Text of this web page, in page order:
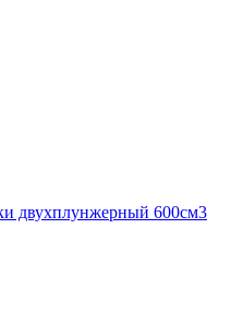
двухплунжерный 600см3